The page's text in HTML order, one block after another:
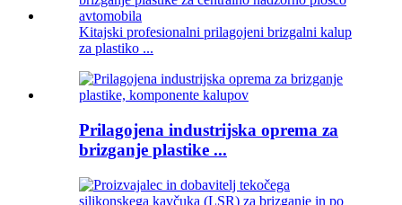
Kitajski profesionalni prilagojeni brizgalni kalup
za plastiko ...
Prilagojena industrijska oprema za
brizganje plastike ...